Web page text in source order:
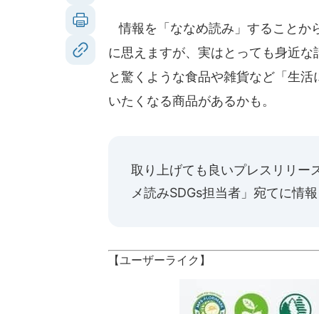
情報を「ななめ読み」することか
に思えますが、実はとっても身近
と驚くような食品や雑貨など「生
いたくなる商品があるかも。
取り上げても良いプレスリリー
メ読みSDGs担当者」宛てに情
【ユーザーライク】